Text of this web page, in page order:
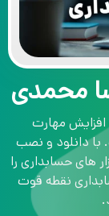
محمدی
افزایش مهارت
با دانلود و نصب
های حسابداری را
نقطه قوت